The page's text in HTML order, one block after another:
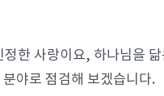
한 사랑이요, 하나님을 닮
야로 점검해 보겠습니다.